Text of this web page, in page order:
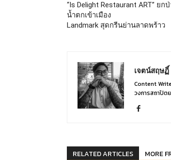
“Is Delight Restaurant ART” ยก
น้ำตกเข้าเมือง
Landmark สุดกรีนย่านลาดพร้าว
เจตน์สฤษ
Content
วงการสถาปัต
RELATED ARTICLES MORE